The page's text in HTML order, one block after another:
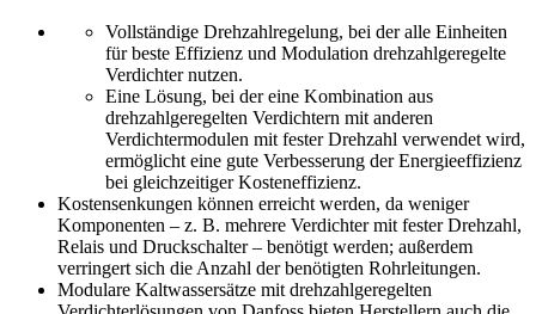
Vollständige Drehzahlregelung, bei der alle Einheiten
für beste Effizienz und Modulation drehzahlgeregelte
Verdichter nutzen.
Eine Lösung, bei der eine Kombination aus
drehzahlgeregelten Verdichtern mit anderen
Verdichtermodulen mit fester Drehzahl verwendet wird,
ermöglicht eine gute Verbesserung der Energieeffizienz
bei gleichzeitiger Kosteneffizienz.
Kostensenkungen können erreicht werden, da weniger
Komponenten – z. B. mehrere Verdichter mit fester Drehzahl,
Relais und Druckschalter – benötigt werden; außerdem
verringert sich die Anzahl der benötigten Rohrleitungen.
Modulare Kaltwassersätze mit drehzahlgeregelten